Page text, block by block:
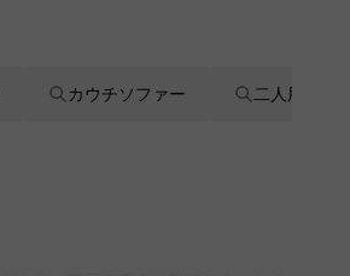
カウチソファー 二人用ソフ